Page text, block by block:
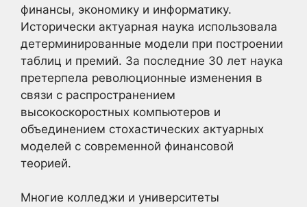
финансы, экономику и информатику.
Исторически актуарная наука использовала
детерминированные модели при построении
таблиц и премий. За последние 30 лет наука
претерпела революционные изменения в
связи с распространением
высокоскоростных компьютеров и
объединением стохастических актуарных
моделей с современной финансовой
теорией.
Многие колледжи и университеты